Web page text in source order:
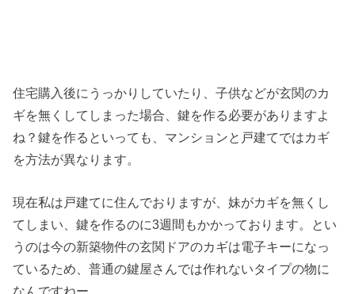
住宅購入後にうっかりしていたり、子供などが玄関のカ
ギを無くしてしまった場合、鍵を作る必要がありますよ
ね？鍵を作るといっても、マンションと戸建てではカギ
を方法が異なります。
現在私は戸建てに住んでおりますが、妹がカギを無くし
てしまい、鍵を作るのに3週間もかかっております。とい
うのは今の新築物件の玄関ドアのカギは電子キーになっ
ているため、普通の鍵屋さんでは作れないタイプの物に
なんですねー